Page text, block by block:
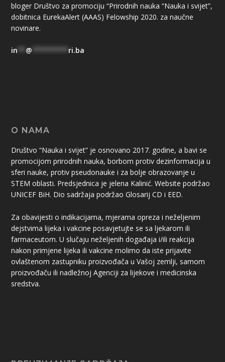
bloger Društvo za promociju “Prirodnih nauka “Nauka i svijet”,
dobitnica EurekaAlert (AAAS) Felowship 2020. za naučne
novinare.
in ** @ ********* ri.ba
O NAMA
Društvo “Nauka i svijet” je osnovano 2017. godine, a bavi se
promocijom prirodnih nauka, borbom protiv dezinformacija u
sferi nauke, protiv pseudonauke i za bolje obrazovanje u
STEM oblasti. Predsjednica je jelena Kalinić. Website podržao
UNICEF BiH. Dio sadržaja podržao Glosarij CD i EED.
Za obavijesti o indikacijama, mjerama opreza i neželjenim
dejstvima lijeka i vakcine posavjetujte se sa ljekarom ili
farmaceutom. U slučaju neželjenih događaja i/ili reakcija
nakon primjene lijeka ili vakcine molimo da iste prijavite
ovlaštenom zastupniku proizvođača u Vašoj zemlji, samom
proizvođaču ili nadležnoj Agenciji za lijekove i medicinska
sredstva.